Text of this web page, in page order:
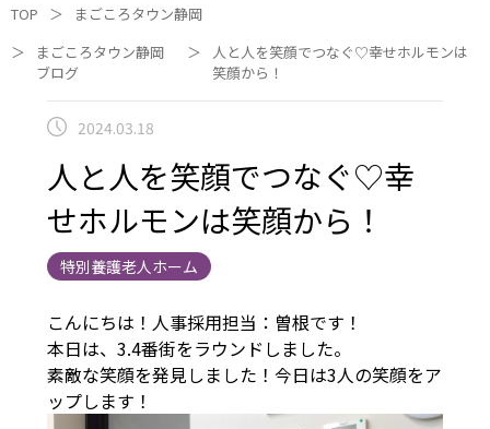
TOP ＞
まごころタウン静岡
＞
まごころタウン静岡
ブログ
＞
人と人を笑顔でつなぐ♡幸せホルモンは
笑顔から！
2024.03.18
人と人を笑顔でつなぐ♡幸
せホルモンは笑顔から！
特別養護老人ホーム
こんにちは！人事採用担当：曽根です！
本日は、3.4番街をラウンドしました。
素敵な笑顔を発見しました！今日は3人の笑顔をア
ップします！